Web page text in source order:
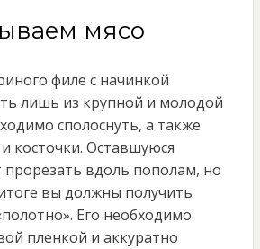
мясо
филе с начинкой
лишь из крупной и молодой
сполоснуть, а также
косточки. Оставшуюся
прорезать вдоль пополам, но
вы должны получить
Его необходимо
пленкой и аккуратно